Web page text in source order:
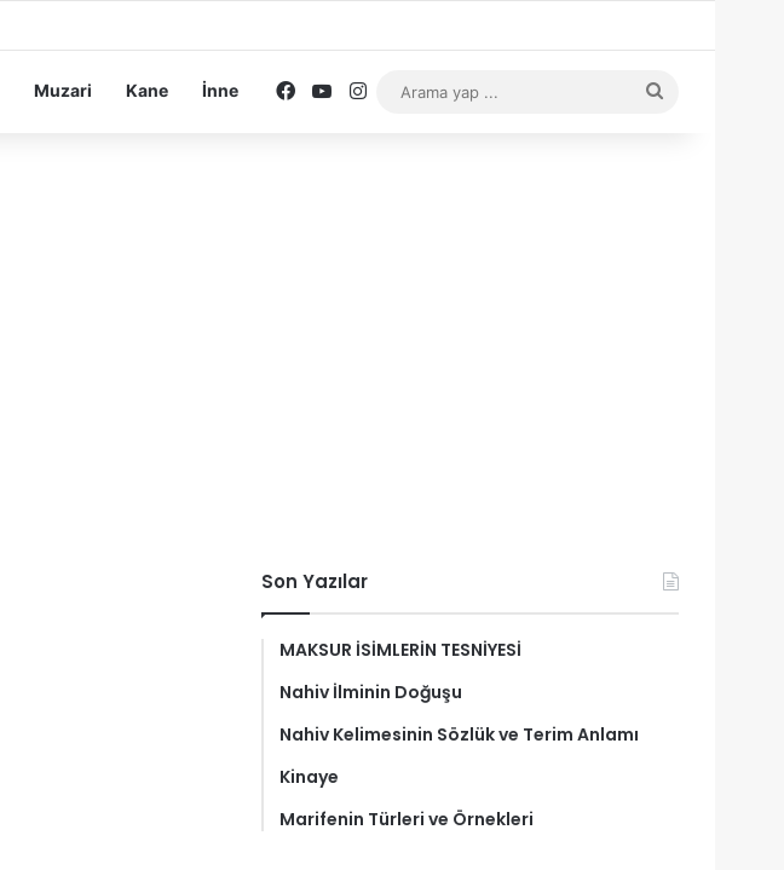
Muzari Kane İnne Facebook
YouTube
Instagram
Son Yazılar
MAKSUR İSİMLERİN TESNİYESİ
Nahiv İlminin Doğuşu
Nahiv Kelimesinin Sözlük ve Terim Anlamı
Kinaye
Marifenin Türleri ve Örnekleri